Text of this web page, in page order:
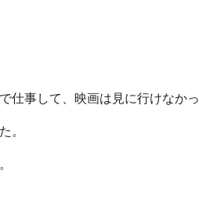
仕事して、映画は見に行けなかっ
。